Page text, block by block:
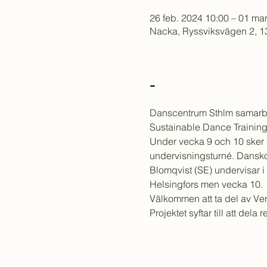
26 feb. 2024 10:00 – 01
Nacka, Ryssviksvägen 2,
-
Danscentrum Sthlm
Sustainable Dance
Under vecka 9 och 10
undervisningsturné.
Blomqvist (SE) undervisar
Helsingfors men vecka 10.
Välkommen att ta del av
Projektet syftar till att dela